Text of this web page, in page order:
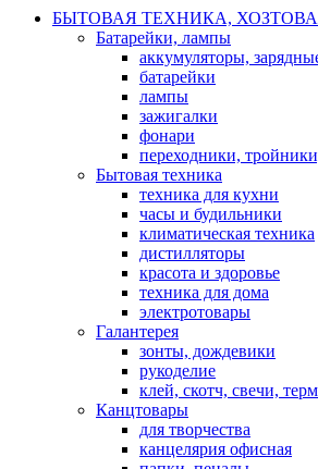
БЫТОВАЯ ТЕХНИКА,
Батарейки, лампы
аккумуляторы,
батарейки
лампы
зажигалки
фонари
переходники,
Бытовая техника
техника для кухни
часы и будильники
климатическая техника
дистилляторы
красота и здоровье
техника для дома
электротовары
Галантерея
зонты, дождевики
рукоделие
клей, скотч, свечи,
Канцтовары
для творчества
канцелярия офисная